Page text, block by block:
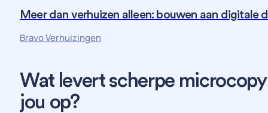
Meer dan verhuizen alleen: bouwen aan digitale
Bravo Verhuizingen
Wat levert scherpe microcopy
jou op?